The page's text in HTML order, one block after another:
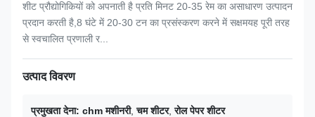
शीट प्रौद्योगिकियों को अपनाती है प्रति मिनट 20-35 रेम का असाधारण उत्पादन
प्रदान करती है,8 घंटे में 20-30 टन का प्रसंस्करण करने में सक्षमयह पूरी तरह
से स्वचालित प्रणाली र...
उत्पाद विवरण
प्रमुखता देना: chm मशीनरी,चम शीटर,रोल पेपर शीटर